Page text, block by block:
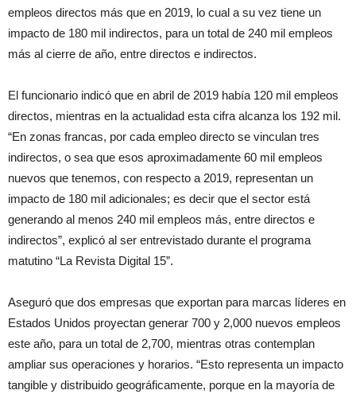
empleos directos más que en 2019, lo cual a su vez tiene un
impacto de 180 mil indirectos, para un total de 240 mil empleos
más al cierre de año, entre directos e indirectos.
El funcionario indicó que en abril de 2019 había 120 mil empleos
directos, mientras en la actualidad esta cifra alcanza los 192 mil.
“En zonas francas, por cada empleo directo se vinculan tres
indirectos, o sea que esos aproximadamente 60 mil empleos
nuevos que tenemos, con respecto a 2019, representan un
impacto de 180 mil adicionales; es decir que el sector está
generando al menos 240 mil empleos más, entre directos e
indirectos”, explicó al ser entrevistado durante el programa
matutino “La Revista Digital 15”.
Aseguró que dos empresas que exportan para marcas líderes en
Estados Unidos proyectan generar 700 y 2,000 nuevos empleos
este año, para un total de 2,700, mientras otras contemplan
ampliar sus operaciones y horarios. “Esto representa un impacto
tangible y distribuido geográficamente, porque en la mayoría de